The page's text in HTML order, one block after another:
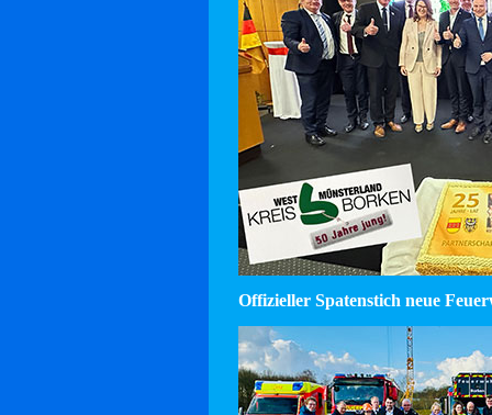
Offizieller Spatenstich neue